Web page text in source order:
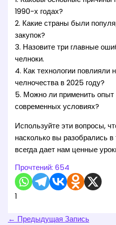
1990-х годах?
2. Какие страны были
закупок?
3. Назовите три главные
челноки.
4. Как технологии
челночества в 2025 году?
5. Можно ли применить опыт
современных условиях?
Используйте эти вопросы,
насколько вы разобрались
всегда дает нам ценные
Прочтений: 654
1
← Предыдущая Запись